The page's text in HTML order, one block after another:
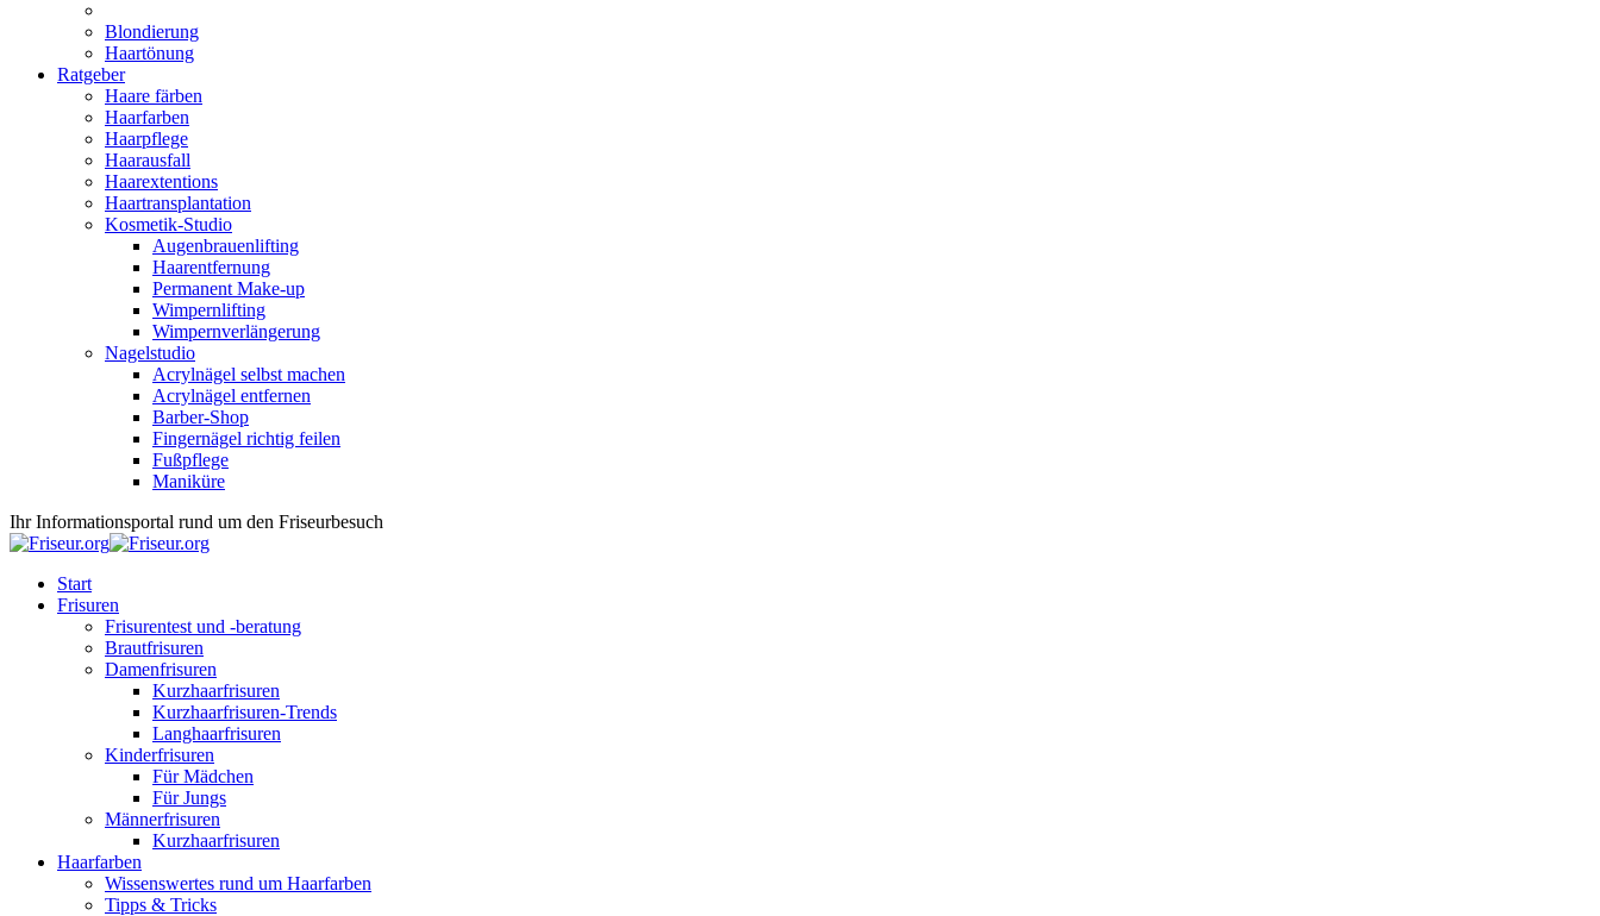
Blondierung
Haartönung
Ratgeber
Haare färben
Haarfarben
Haarpflege
Haarausfall
Haarextentions
Haartransplantation
Kosmetik-Studio
Augenbrauenlifting
Haarentfernung
Permanent Make-up
Wimpernlifting
Wimpernverlängerung
Nagelstudio
Acrylnägel selbst machen
Acrylnägel entfernen
Barber-Shop
Fingernägel richtig feilen
Fußpflege
Maniküre
Ihr Informationsportal rund um den Friseurbesuch
Start
Frisuren
Frisurentest und -beratung
Brautfrisuren
Damenfrisuren
Kurzhaarfrisuren
Kurzhaarfrisuren-Trends
Langhaarfrisuren
Kinderfrisuren
Für Mädchen
Für Jungs
Männerfrisuren
Kurzhaarfrisuren
Haarfarben
Wissenswertes rund um Haarfarben
Tipps & Tricks